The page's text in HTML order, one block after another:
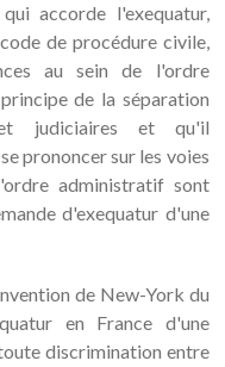
accorde l'exequatur,
de procédure civile,
au sein de l'ordre
de la séparation
judiciaires et qu'il
prononcer sur les voies
administratif sont
d'exequatur d'une
de New-York du
en France d'une
discrimination entre